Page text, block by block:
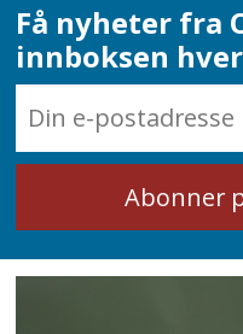
Få nyheter fra
innboksen